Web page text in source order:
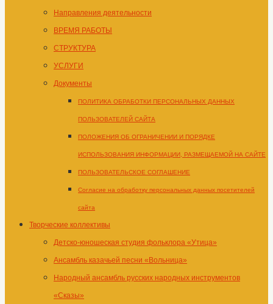
Направления деятельности
ВРЕМЯ РАБОТЫ
СТРУКТУРА
УСЛУГИ
Документы
ПОЛИТИКА ОБРАБОТКИ ПЕРСОНАЛЬНЫХ ДАННЫХ
ПОЛЬЗОВАТЕЛЕЙ САЙТА
ПОЛОЖЕНИЯ ОБ ОГРАНИЧЕНИИ И ПОРЯДКЕ
ИСПОЛЬЗОВАНИЯ ИНФОРМАЦИИ, РАЗМЕЩАЕМОЙ НА САЙТЕ
ПОЛЬЗОВАТЕЛЬСКОЕ СОГЛАШЕНИЕ
Согласие на обработку персональных данных посетителей
сайта
Творческие коллективы
Детско-юношеская студия фольклора «Утица»
Ансамбль казачьей песни «Вольница»
Народный ансамбль русских народных инструментов
«Сказы»